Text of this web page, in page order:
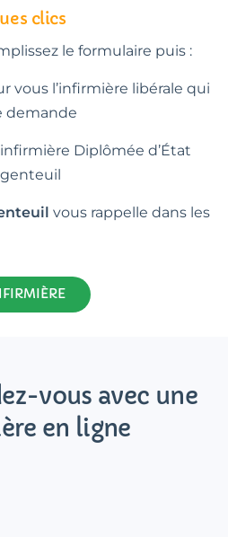
clics
le formulaire puis :
vous l’infirmière libérale qui
demande
Diplômée d’État
vous rappelle dans les
vous avec une
en ligne